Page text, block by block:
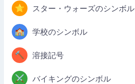
⭐ スター・ウォーズのシンボル
🏫 学校のシンボル
🔨 溶接記号
⚔️ バイキングのシンボル